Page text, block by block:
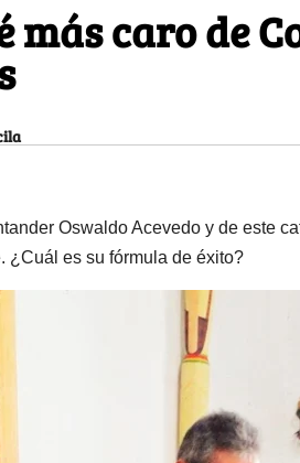
más caro de
Oswaldo Acevedo y de este
¿Cuál es su fórmula de éxito?